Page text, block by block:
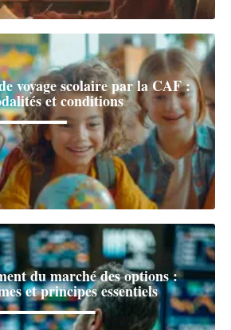
voyage scolaire par la CAF :
et conditions
du marché des options :
et principes essentiels